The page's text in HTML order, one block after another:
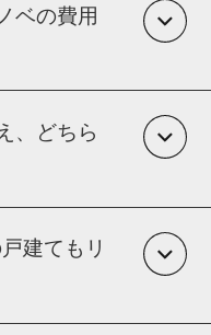
っております。
ベの費用
から対応可能で
、どちら
提案いたします。
建てもリ